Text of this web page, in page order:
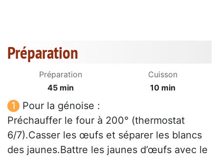
Préparation
Préparation
45 min
Cuisson
10 min
Pour la génoise :
Préchauffer le four à 200° (thermostat
6/7).Casser les œufs et séparer les blancs
des jaunes.Battre les jaunes d’œufs avec le